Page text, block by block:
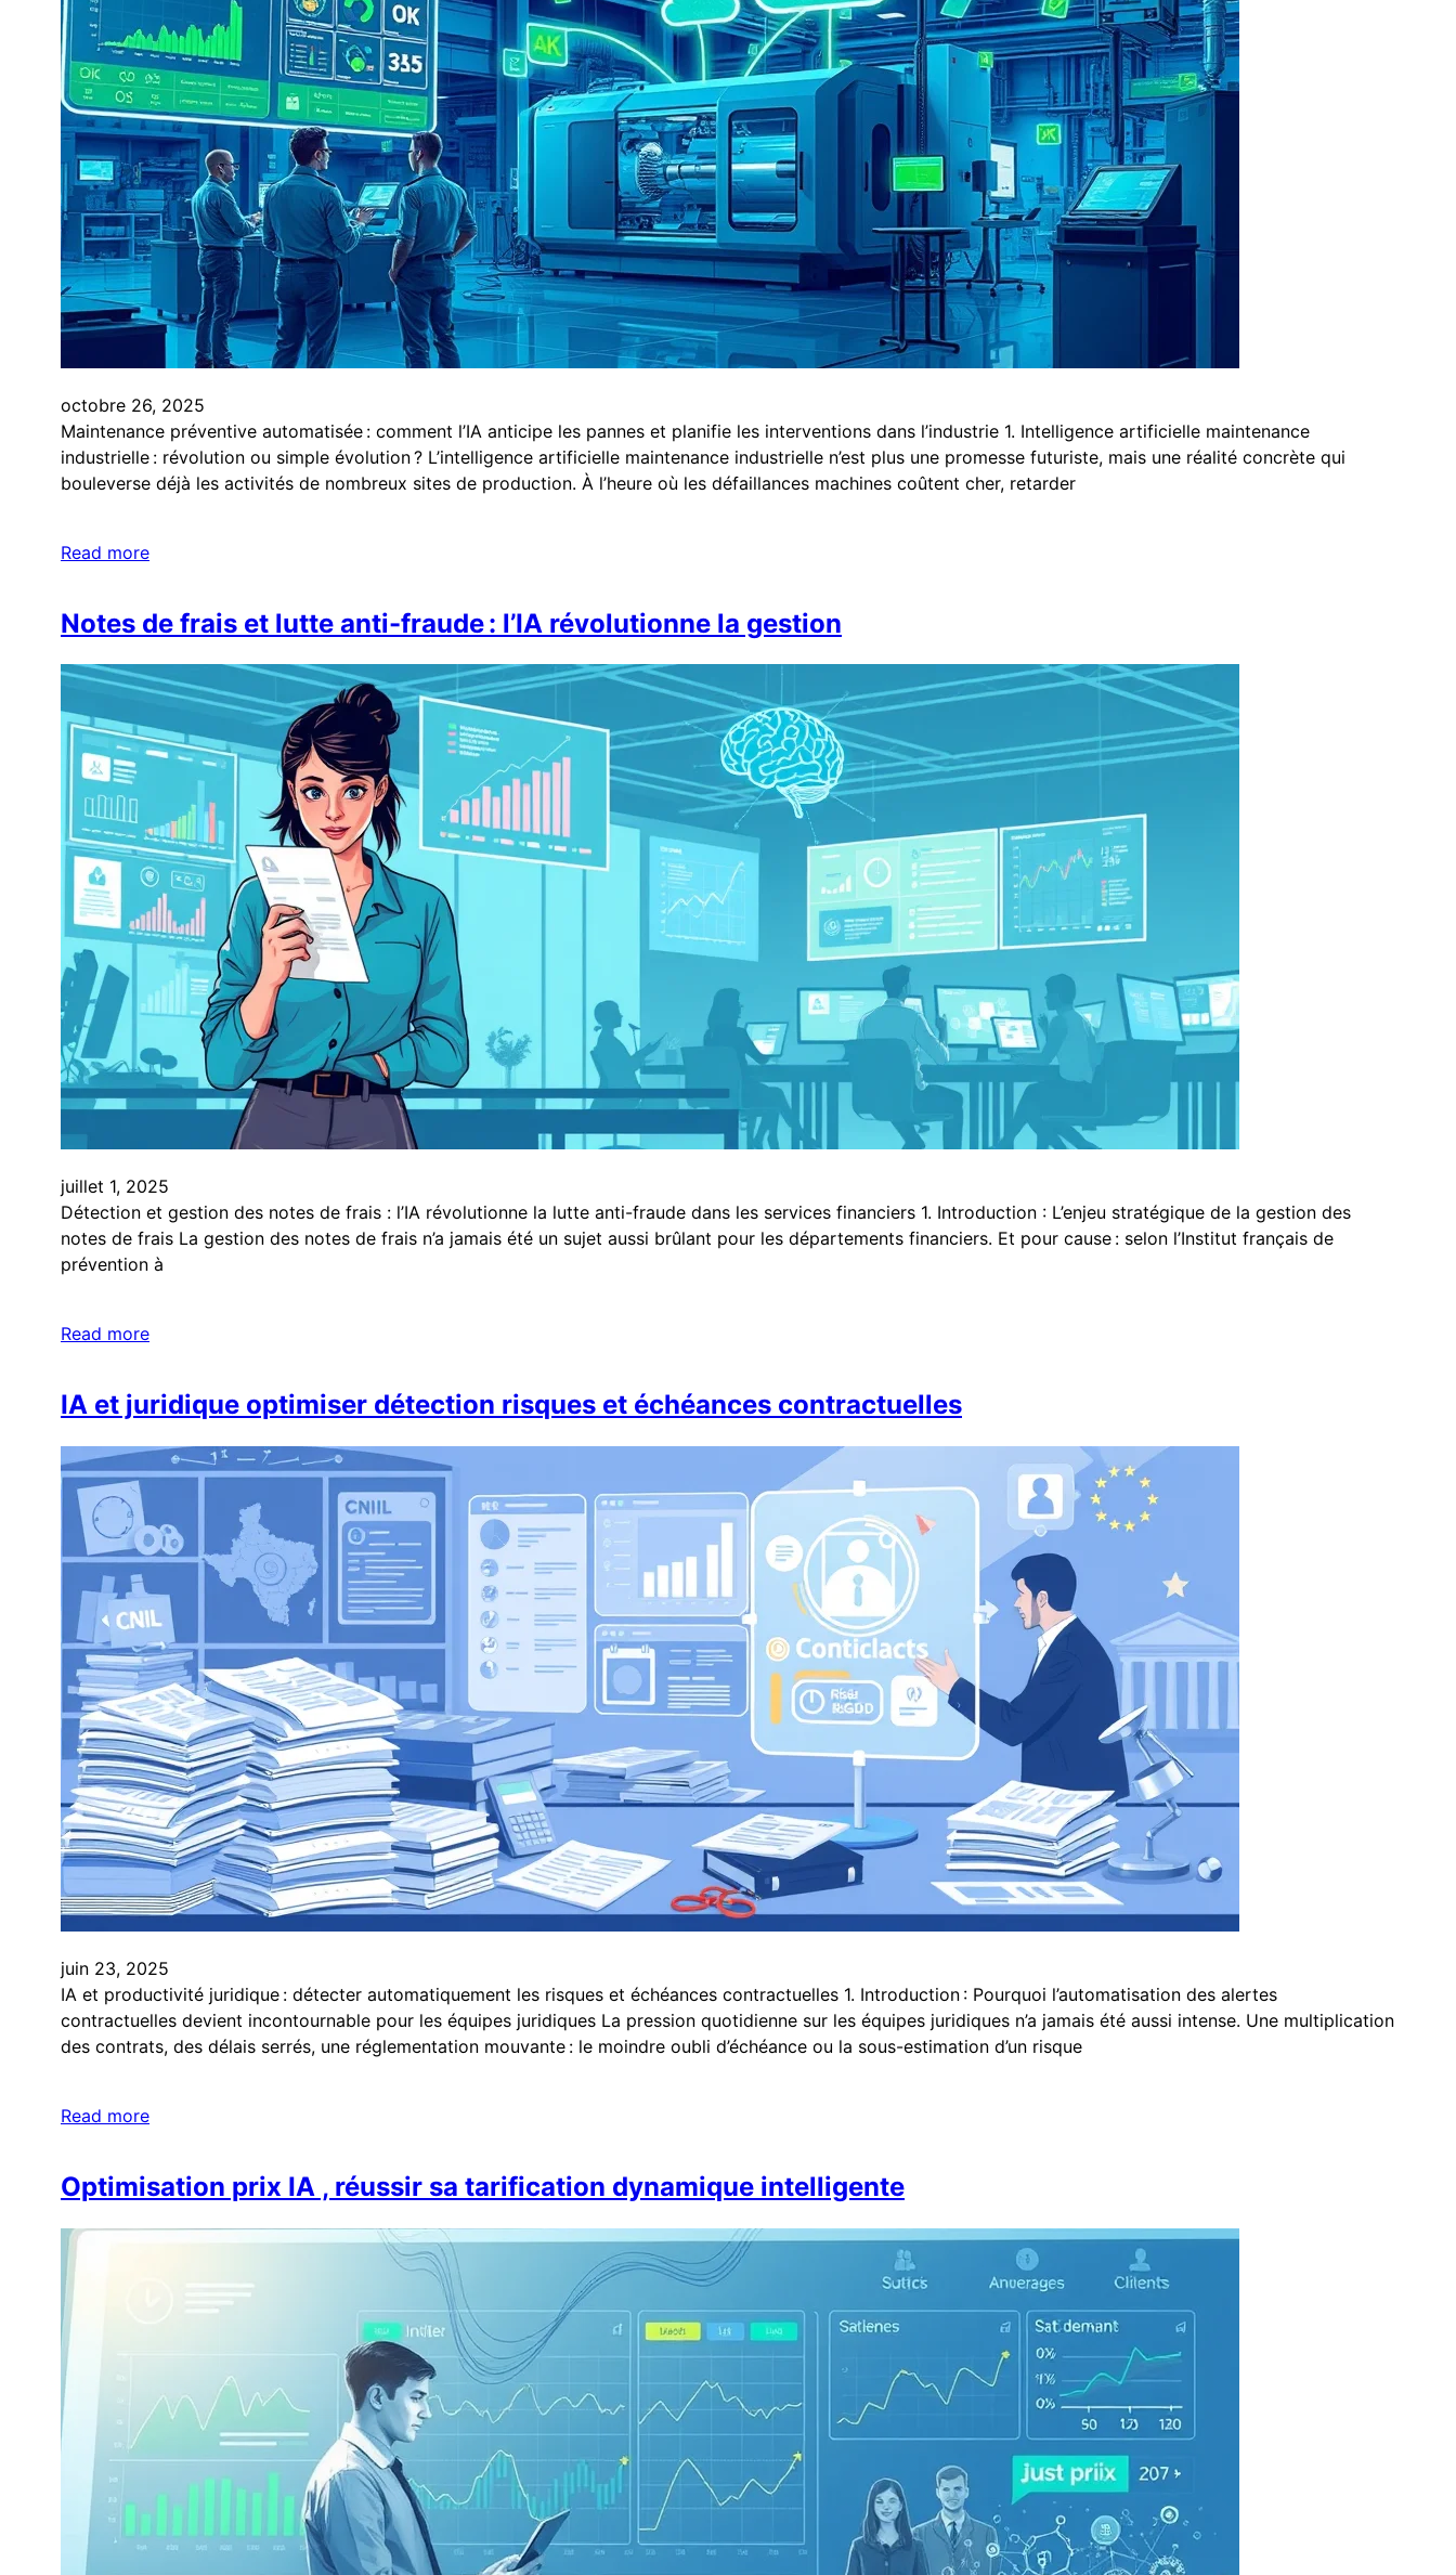
octobre 26, 2025
Maintenance préventive automatisée : comment l’IA anticipe les pannes et planifie les interventions dans l’industrie 1. Intelligence artificielle maintenance
industrielle : révolution ou simple évolution ? L’intelligence artificielle maintenance industrielle n’est plus une promesse futuriste, mais une réalité concrète qui
bouleverse déjà les activités de nombreux sites de production. À l’heure où les défaillances machines coûtent cher, retarder
Read more
Notes de frais et lutte anti-fraude : l’IA révolutionne la gestion
juillet 1, 2025
Détection et gestion des notes de frais : l’IA révolutionne la lutte anti-fraude dans les services financiers 1. Introduction : L’enjeu stratégique de la gestion des
notes de frais La gestion des notes de frais n’a jamais été un sujet aussi brûlant pour les départements financiers. Et pour cause : selon l’Institut français de
prévention à
Read more
IA et juridique optimiser détection risques et échéances contractuelles
juin 23, 2025
IA et productivité juridique : détecter automatiquement les risques et échéances contractuelles 1. Introduction : Pourquoi l’automatisation des alertes
contractuelles devient incontournable pour les équipes juridiques La pression quotidienne sur les équipes juridiques n’a jamais été aussi intense. Une multiplication
des contrats, des délais serrés, une réglementation mouvante : le moindre oubli d’échéance ou la sous-estimation d’un risque
Read more
Optimisation prix IA , réussir sa tarification dynamique intelligente